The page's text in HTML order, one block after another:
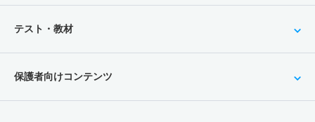
テスト・教材
保護者向けコンテンツ